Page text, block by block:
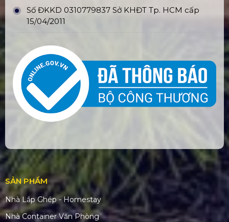
Số ĐKKD 0310779837 Sở KHĐT Tp. HCM cấp
15/04/2011
SẢN PHẨM
Nhà Lắp Ghép - Homestay
Nhà Container Văn Phòng